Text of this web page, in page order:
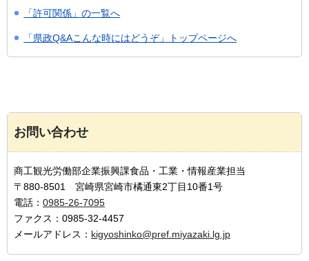
「許可関係」の一覧へ
「県政Q&Aこんな時にはどうぞ」トップページへ
お問い合わせ
商工観光労働部企業振興課食品・工業・情報産業担当
〒880-8501 宮崎県宮崎市橘通東2丁目10番1号
電話： 0985-26-7095
ファクス：0985-32-4457
メールアドレス： kigyoshinko@pref.miyazaki.lg.jp